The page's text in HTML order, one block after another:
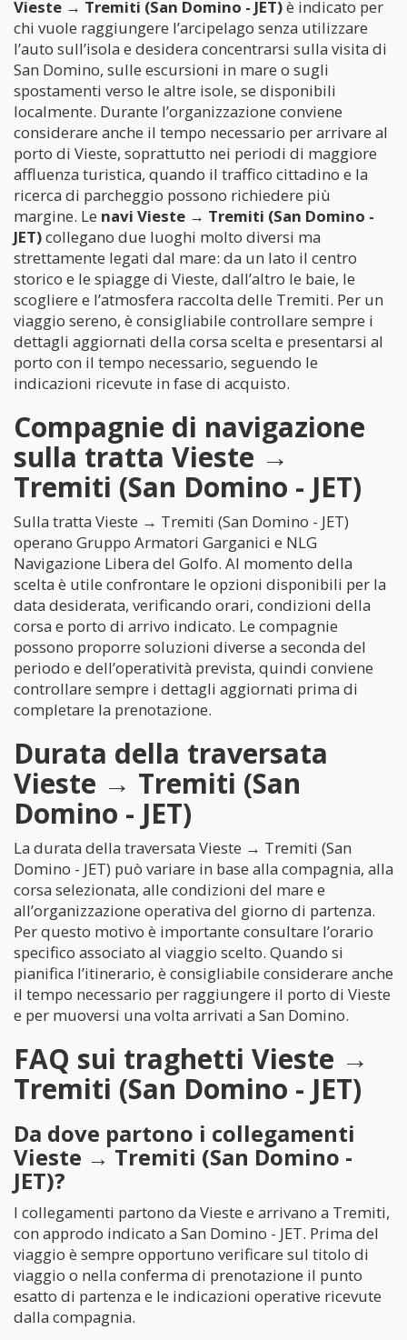
Vieste → Tremiti (San Domino - JET)è indicato per
chi vuole raggiungere l’arcipelago senza utilizzare
l’auto sull’isola e desidera concentrarsi sulla visita di
San Domino, sulle escursioni in mare o sugli
spostamenti verso le altre isole, se disponibili
localmente. Durante l’organizzazione conviene
considerare anche il tempo necessario per arrivare al
porto di Vieste, soprattutto nei periodi di maggiore
affluenza turistica, quando il traffico cittadino e la
ricerca di parcheggio possono richiedere più
margine. Le navi Vieste → Tremiti (San Domino -
JET)collegano due luoghi molto diversi ma
strettamente legati dal mare: da un lato il centro
storico e le spiagge di Vieste, dall’altro le baie, le
scogliere e l’atmosfera raccolta delle Tremiti. Per un
viaggio sereno, è consigliabile controllare sempre i
dettagli aggiornati della corsa scelta e presentarsi al
porto con il tempo necessario, seguendo le
indicazioni ricevute in fase di acquisto.
Compagnie di navigazione
sulla tratta Vieste →
Tremiti (San Domino - JET)
Sulla tratta Vieste → Tremiti (San Domino - JET)
operano Gruppo Armatori Garganici e NLG
Navigazione Libera del Golfo. Al momento della
scelta è utile confrontare le opzioni disponibili per la
data desiderata, verificando orari, condizioni della
corsa e porto di arrivo indicato. Le compagnie
possono proporre soluzioni diverse a seconda del
periodo e dell’operatività prevista, quindi conviene
controllare sempre i dettagli aggiornati prima di
completare la prenotazione.
Durata della traversata
Vieste → Tremiti (San
Domino - JET)
La durata della traversata Vieste → Tremiti (San
Domino - JET) può variare in base alla compagnia, alla
corsa selezionata, alle condizioni del mare e
all’organizzazione operativa del giorno di partenza.
Per questo motivo è importante consultare l’orario
specifico associato al viaggio scelto. Quando si
pianifica l’itinerario, è consigliabile considerare anche
il tempo necessario per raggiungere il porto di Vieste
e per muoversi una volta arrivati a San Domino.
FAQ sui traghetti Vieste →
Tremiti (San Domino - JET)
Da dove partono i collegamenti
Vieste → Tremiti (San Domino -
JET)?
I collegamenti partono da Vieste e arrivano a Tremiti,
con approdo indicato a San Domino - JET. Prima del
viaggio è sempre opportuno verificare sul titolo di
viaggio o nella conferma di prenotazione il punto
esatto di partenza e le indicazioni operative ricevute
dalla compagnia.